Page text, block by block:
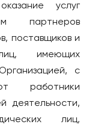
услуг
партнеров
поставщиков и
имеющих
с
работники
деятельности,
лиц,